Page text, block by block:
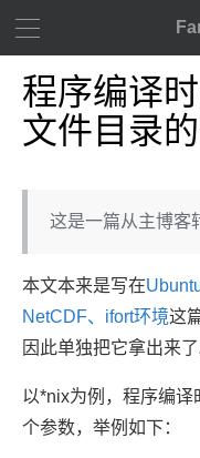
程序编译
文件目录
这是一篇从主博客
本文本来是写在
NetCDF、ifort环境这
因此单独把它拿出来了
以*nix为例，程序编译
个参数，举例如下：